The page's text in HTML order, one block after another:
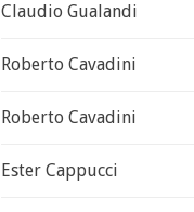
Claudio Gualandi
Roberto Cavadini
Roberto Cavadini
Ester Cappucci